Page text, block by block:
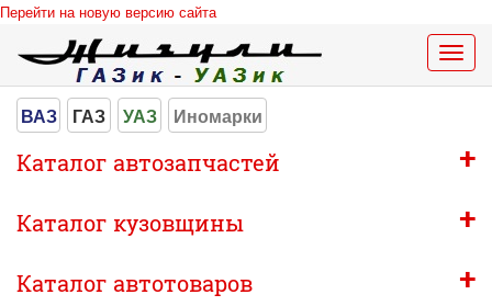
Перейти на новую версию сайта
Меню
ВАЗ ГАЗ УАЗ Иномарки
Каталог автозапчастей +
Каталог кузовщины +
Каталог автотоваров +